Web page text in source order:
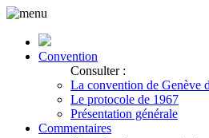
Convention
Consulter :
La convention de Genève
Le protocole de 1967
Présentation générale
Commentaires